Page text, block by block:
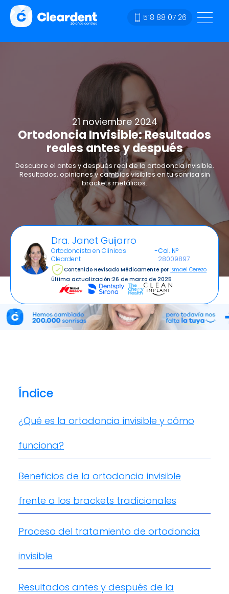
518 88 07 26
21 noviembre 2024
Ortodoncia Invisible: Resultados
reales antes y después
Descubre el antes y después real de la ortodoncia invisible.
Resultados, opiniones y cambios visibles en tu sonrisa sin
brackets metálicos.
Dra. Janet Guijarro
Ortodoncista en Clínicas
Cleardent
-Col. Nº
28009897
Contenido Revisado Médicamente por Ismael Cerezo
Última actualización:26 de marzo de 2025
Índice
¿Qué es la ortodoncia invisible y cómo
funciona?
Beneficios de la ortodoncia invisible
frente a los brackets tradicionales
Proceso del tratamiento de ortodoncia
invisible
Resultados antes y después de la